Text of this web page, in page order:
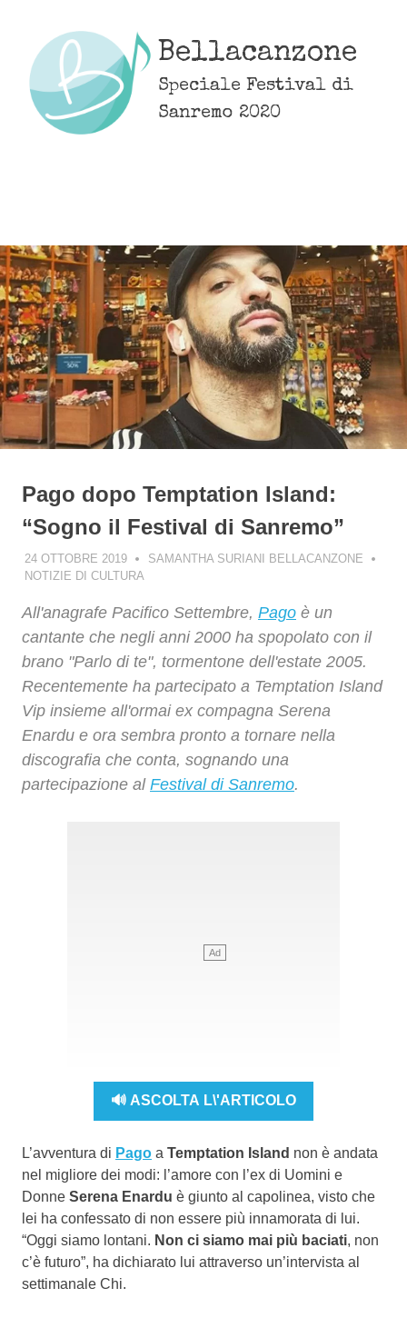
content
Bellacanzone
Speciale Festival di
Sanremo 2020
Pago dopo Temptation Island:
“Sogno il Festival di Sanremo”
24 OTTOBRE 2019
SAMANTHA SURIANI BELLACANZONE
NOTIZIE DI CULTURA
All'anagrafe Pacifico Settembre, Pago è un
cantante che negli anni 2000 ha spopolato con il
brano "Parlo di te", tormentone dell'estate 2005.
Recentemente ha partecipato a Temptation Island
Vip insieme all'ormai ex compagna Serena
Enardu e ora sembra pronto a tornare nella
discografia che conta, sognando una
partecipazione al Festival di Sanremo.
🔊 ASCOLTA L\'ARTICOLO
L’avventura di Pago a Temptation Island non è andata
nel migliore dei modi: l’amore con l’ex di Uomini e
Donne Serena Enardu è giunto al capolinea, visto che
lei ha confessato di non essere più innamorata di lui.
“Oggi siamo lontani. Non ci siamo mai più baciati, non
c’è futuro”, ha dichiarato lui attraverso un’intervista al
settimanale Chi.